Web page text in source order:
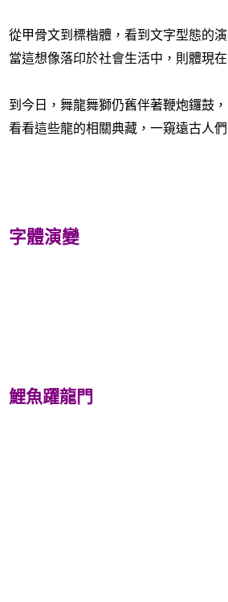
從甲骨文到標楷體，看到文字型態的
當這想像落印於社會生活中，則體現
到今日，舞龍舞獅仍舊伴著鞭炮鑼鼓，
看看這些龍的相關典藏，一窺遠古人們
字體演變
鯉魚躍龍門